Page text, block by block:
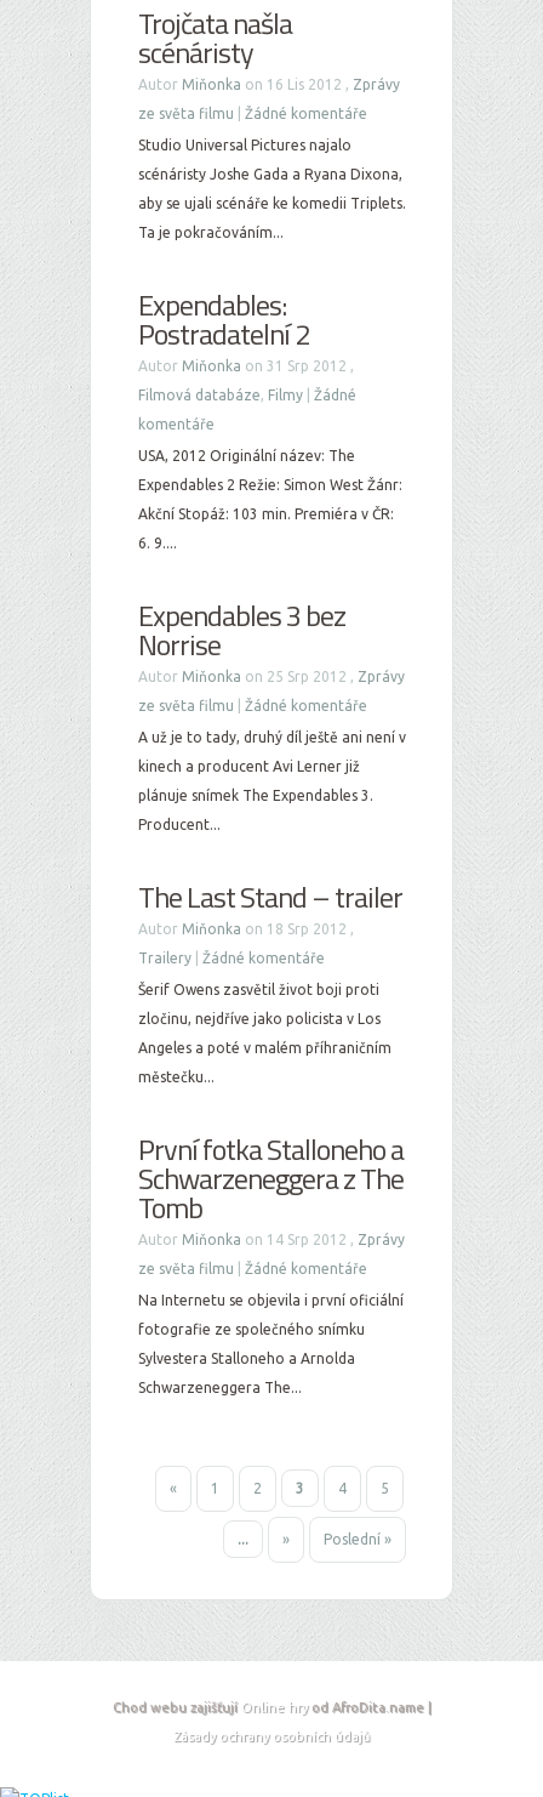
Trojčata našla
scénáristy
Autor Miňonka on 16 Lis 2012 , Zprávy
ze světa filmu
Žádné komentáře
Studio Universal Pictures najalo
scénáristy Joshe Gada a Ryana Dixona,
aby se ujali scénáře ke komedii Triplets.
Ta je pokračováním...
Expendables:
Postradatelní 2
Autor Miňonka on 31 Srp 2012 ,
Filmová databáze, Filmy
Žádné
komentáře
USA, 2012 Originální název: The
Expendables 2 Režie: Simon West Žánr:
Akční Stopáž: 103 min. Premiéra v ČR:
6. 9....
Expendables 3 bez
Norrise
Autor Miňonka on 25 Srp 2012 , Zprávy
ze světa filmu
Žádné komentáře
A už je to tady, druhý díl ještě ani není v
kinech a producent Avi Lerner již
plánuje snímek The Expendables 3.
Producent...
The Last Stand – trailer
Autor Miňonka on 18 Srp 2012 ,
Trailery
Žádné komentáře
Šerif Owens zasvětil život boji proti
zločinu, nejdříve jako policista v Los
Angeles a poté v malém příhraničním
městečku...
První fotka Stalloneho a
Schwarzeneggera z The
Tomb
Autor Miňonka on 14 Srp 2012 , Zprávy
ze světa filmu
Žádné komentáře
Na Internetu se objevila i první oficiální
fotografie ze společného snímku
Sylvestera Stalloneho a Arnolda
Schwarzeneggera The...
« 1 2 3 4 5
... » Poslední »
Chod webu zajišťují Online hryod AfroDita.name |
Zásady ochrany osobních údajů